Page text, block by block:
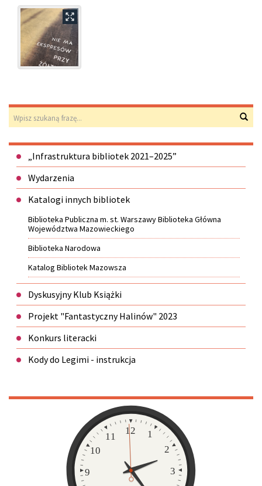
Wyszukiwarka
Menu„Infrastruktura bibliotek 2021–2025”
Wydarzenia
Katalogi innych bibliotek
Biblioteka Publiczna m. st. Warszawy Biblioteka Główna
Województwa Mazowieckiego
Biblioteka Narodowa
Katalog Bibliotek Mazowsza
Dyskusyjny Klub Książki
Projekt "Fantastyczny Halinów" 2023
Konkurs literacki
Kody do Legimi - instrukcja
1
2
3
9
10
11
12